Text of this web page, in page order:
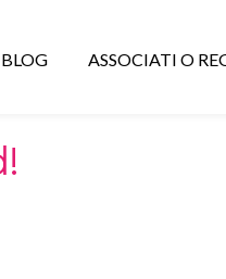
BLOG ASSOCIATI O